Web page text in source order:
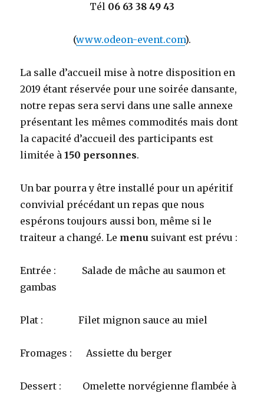
Tél 06 63 38 49 43
(www.odeon-event.com).
La salle d’accueil mise à notre disposition en
2019 étant réservée pour une soirée dansante,
notre repas sera servi dans une salle annexe
présentant les mêmes commodités mais dont
la capacité d’accueil des participants est
limitée à150 personnes.
Un bar pourra y être installé pour un apéritif
convivial précédant un repas que nous
espérons toujours aussi bon, même si le
traiteur a changé. Le menu suivant est prévu :
Entrée : Salade de mâche au saumon et
gambas
Plat : Filet mignon sauce au miel
Fromages : Assiette du berger
Dessert : Omelette norvégienne flambée à